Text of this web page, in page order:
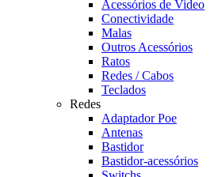
Acessórios de Video
Conectividade
Malas
Outros Acessórios
Ratos
Redes / Cabos
Teclados
Redes
Adaptador Poe
Antenas
Bastidor
Bastidor-acessórios